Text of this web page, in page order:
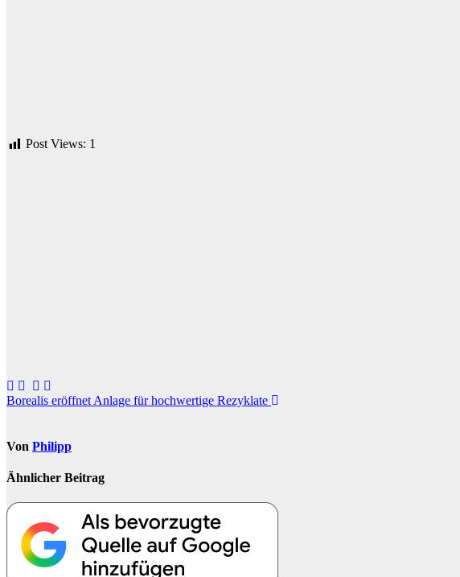
Post Views: 1
Beitragsnavigation
Borealis eröffnet Anlage für hochwertige Rezyklate
Von Philipp
Ähnlicher Beitrag